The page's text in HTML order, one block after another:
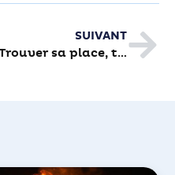
SUIVANT
Trouver sa place, tout simplement